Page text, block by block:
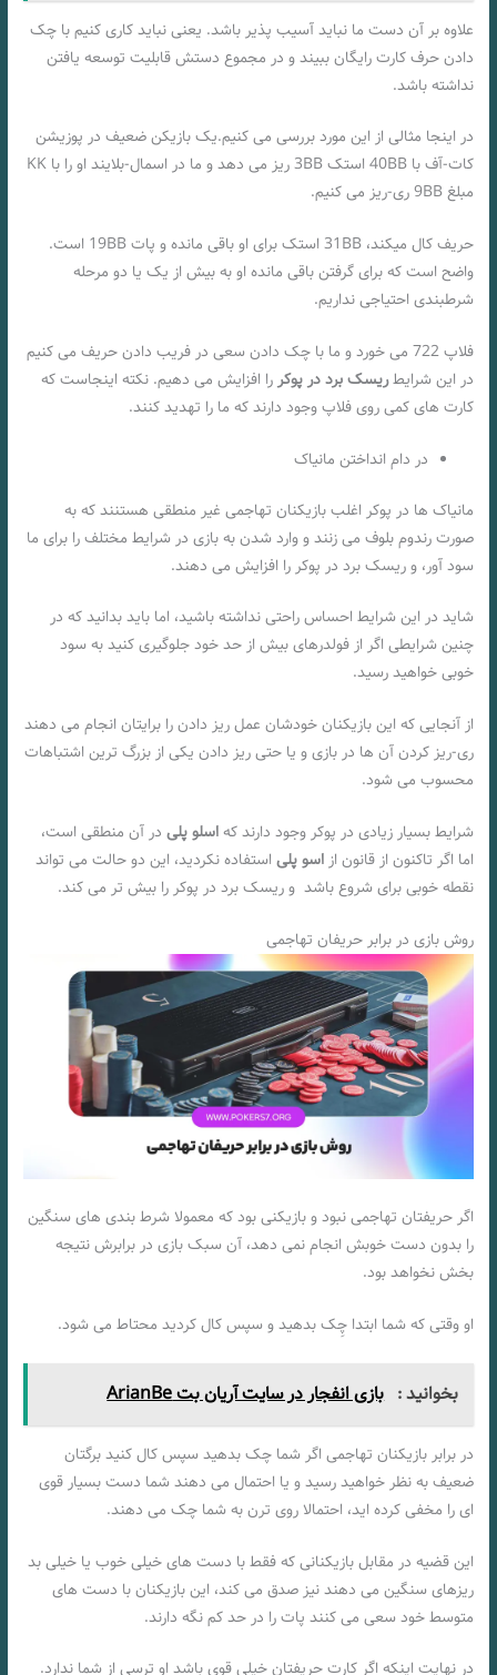
علاوه بر آن دست ما نباید آسیب پذیر باشد. یعنی نباید کاری کنیم با چک
دادن حرف کارت رایگان ببیند و در مجموع دستش قابلیت توسعه یافتن
نداشته باشد.
در اینجا مثالی از این مورد بررسی می کنیم.یک بازیکن ضعیف در پوزیشن
کات-آف با 40BB استک 3BB ریز می دهد و ما در اسمال-بلایند او را با KK
مبلغ 9BB ری-ریز می کنیم.
حریف کال میکند، 31BB استک برای او باقی مانده و پات 19BB است.
واضح است که برای گرفتن باقی مانده او به بیش از یک یا دو مرحله
شرطبندی احتیاجی نداریم.
فلاپ 722 می خورد و ما با چک دادن سعی در فریب دادن حریف می کنیم
در این شرایطریسک برد در پوکررا افزایش می دهیم. نکته اینجاست که
کارت های کمی روی فلاپ وجود دارند که ما را تهدید کنند.
در دام انداختن مانیاک
مانیاک ها در پوکر اغلب بازیکنان تهاجمی غیر منطقی هستنند که به
صورت رندوم بلوف می زنند و وارد شدن به بازی در شرایط مختلف را برای ما
سود آور، و ریسک برد در پوکر را افزایش می دهند.
شاید در این شرایط احساس راحتی نداشته باشید، اما باید بدانید که در
چنین شرایطی اگر از فولدرهای بیش از حد خود جلوگیری کنید به سود
خوبی خواهید رسید.
از آنجایی که این بازیکنان خودشان عمل ریز دادن را برایتان انجام می دهند
ری-ریز کردن آن ها در بازی و یا حتی ریز دادن یکی از بزرگ ترین اشتباهات
محسوب می شود.
شرایط بسیار زیادی در پوکر وجود دارند کهاسلو پلی در آن منطقی است،
اما اگر تاکنون از قانون ازاسو پلی استفاده نکردید، این دو حالت می تواند
نقطه خوبی برای شروع باشد و ریسک برد در پوکر را بیش تر می کند.
روش بازی در برابر حریفان تهاجمی
اگر حریفتان تهاجمی نبود و بازیکنی بود که معمولا شرط بندی های سنگین
را بدون دست خوبش انجام نمی دهد، آن سبک بازی در برابرش نتیجه
بخش نخواهد بود.
او وقتی که شما ابتدا چِک بدهید و سپس کال کردید محتاط می شود.
بخوانید : بازی انفجار در سایت آریان بت ArianBe
در برابر بازیکنان تهاجمی اگر شما چک بدهید سپس کال کنید برگتان
ضعیف به نظر خواهید رسید و یا احتمال می دهند شما دست بسیار قوی
ای را مخفی کرده اید، احتمالا روی ترن به شما چک می دهند.
این قضیه در مقابل بازیکنانی که فقط با دست های خیلی خوب یا خیلی بد
ریزهای سنگین می دهند نیز صدق می کند، این بازیکنان با دست های
متوسط خود سعی می کنند پات را در حد کم نگه دارند.
در نهایت اینکه اگر کارت حریفتان خیلی قوی باشد او ترسی از شما ندارد.